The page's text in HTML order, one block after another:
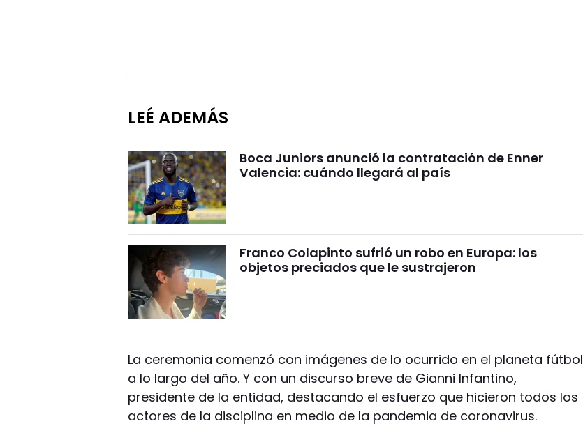
LEÉ ADEMÁS
Boca Juniors anunció la contratación de Enner
Valencia: cuándo llegará al país
Franco Colapinto sufrió un robo en Europa: los
objetos preciados que le sustrajeron
La ceremonia comenzó con imágenes de lo ocurrido en el planeta fútbol
a lo largo del año. Y con un discurso breve de Gianni Infantino,
presidente de la entidad, destacando el esfuerzo que hicieron todos los
actores de la disciplina en medio de la pandemia de coronavirus.